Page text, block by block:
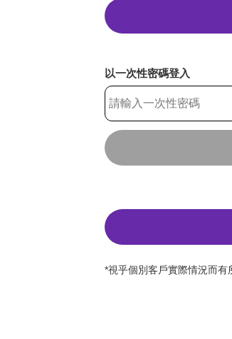
以一次性密碼登入
*視乎個別客戶實際情況而有